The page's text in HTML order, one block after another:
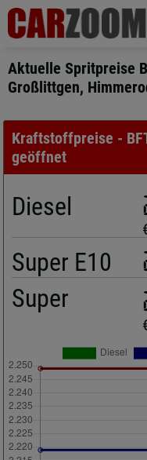
Aktuelle Spritpreise
Großlittgen,
Kraftstoffpreise -
geöffnet
Diesel
Super E10
Super